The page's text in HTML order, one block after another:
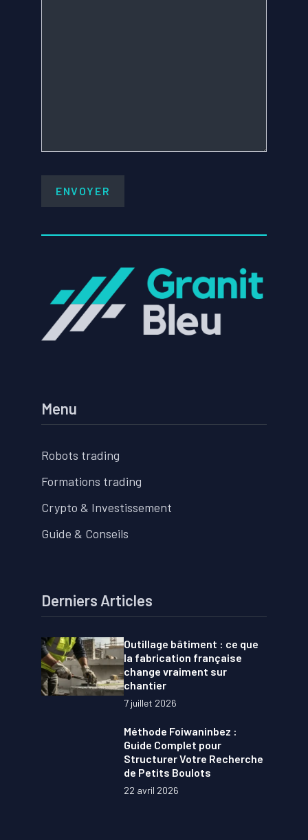
Menu
Robots trading
Formations trading
Crypto & Investissement
Guide & Conseils
Derniers Articles
Outillage bâtiment : ce que
la fabrication française
change vraiment sur
chantier
7 juillet 2026
Méthode Foiwaninbez :
Guide Complet pour
Structurer Votre Recherche
de Petits Boulots
22 avril 2026